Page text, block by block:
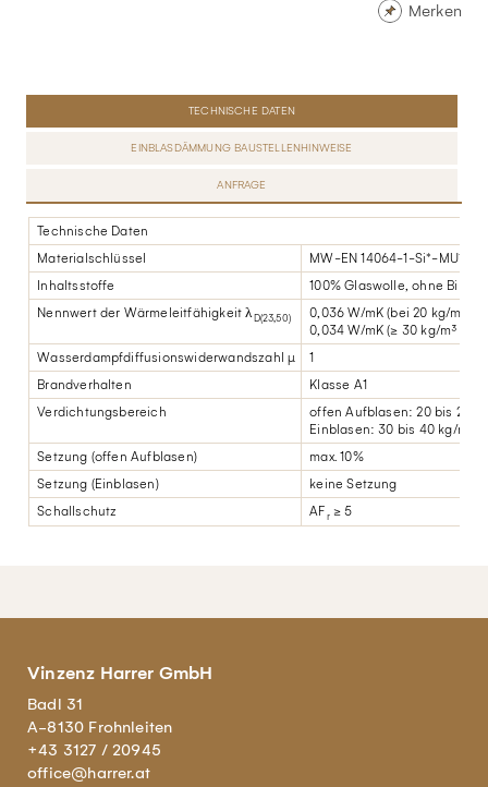
Merken
TECHNISCHE DATEN
EINBLASDÄMMUNG BAUSTELLENHINWEISE
ANFRAGE
Technische Daten
Materialschlüssel
MW-EN 14064-1-Si*-MU1
Inhaltsstoffe
100% Glaswolle, ohne
Nennwert der Wärmeleitfähigkeit λD(23,50)
0,036 W/mK (bei 20 kg/m³
0,034 W/mK (≥ 30 kg/m³
Wasserdampfdiffusionswiderwandszahl µ
1
Brandverhalten
Klasse A1
Verdichtungsbereich
offen Aufblasen: 20 bis 25
Einblasen: 30 bis 40 kg/m³
Setzung (offen Aufblasen)
max. 10%
Setzung (Einblasen)
keine Setzung
Schallschutz
AFr≥ 5
Vinzenz Harrer GmbH
Badl 31
A-8130 Frohnleiten
+43 3127 / 20945
office@harrer.at